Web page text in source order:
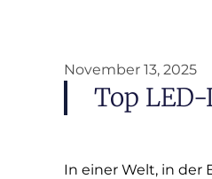
November 13, 2025
Top
In einer Welt, in der